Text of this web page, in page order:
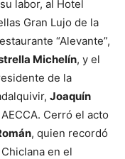
labor, al Hotel
Gran Lujo de la
“Alevante”,
Michelín, y el
de la
Joaquín
Cerró el acto
, quien recordó
en el